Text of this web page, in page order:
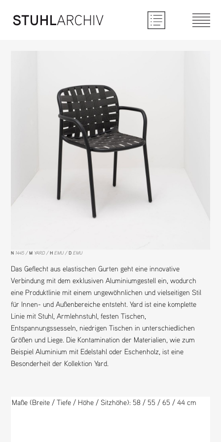
N 1445 M YARD H EMU D EMU
Das Geflecht aus elastischen Gurten geht eine innovative
Verbindung mit dem exklusiven Aluminiumgestell ein, wodurch
eine Produktlinie mit einem ungewöhnlichen und vielseitigen Stil
für Innen- und Außenbereiche entsteht. Yard ist eine komplette
Linie mit Stuhl, Armlehnstuhl, festen Tischen,
Entspannungssesseln, niedrigen Tischen in unterschiedlichen
Größen und Liege. Die Kontamination der Materialien, wie zum
Beispiel Aluminium mit Edelstahl oder Eschenholz, ist eine
Besonderheit der Kollektion Yard.
Maße (Breite / Tiefe / Höhe / Sitzhöhe): 58 / 55 / 65 / 44cm